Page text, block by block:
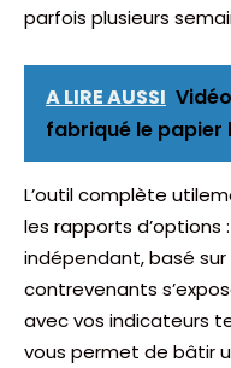
parfois plusieurs
A LIRE AUSSI
fabriqué le papier
L’outil complète
les rapports d’options
indépendant, basé
contrevenants
avec vos indicateurs
vous permet de bâtir